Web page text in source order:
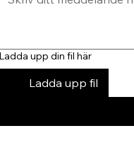
upp din fil här
Ladda upp fil